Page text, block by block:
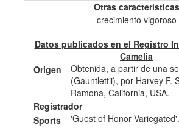
Otras características
crecimiento vigoroso
Datos publicados en el Registro
Camelia
Origen
Obtenida, a partir de una
(Gauntlettii), por Harvey F.
Ramona, California, USA.
Registrador
Sports
'Guest of Honor Variegated'.